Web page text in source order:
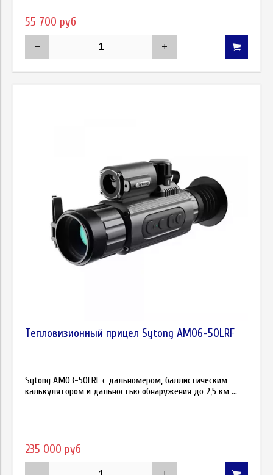
55 700 руб
Тепловизионный прицел Sytong AM06-50LRF
Sytong AM03-50LRF с дальномером, баллистическим
калькулятором и дальностью обнаружения до 2,5 км ...
235 000 руб